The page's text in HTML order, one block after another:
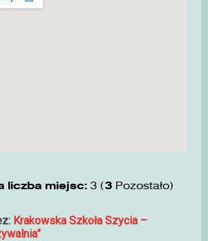
liczba miejsc: 3 (3 Pozostało)
Krakowska Szkoła Szycia –